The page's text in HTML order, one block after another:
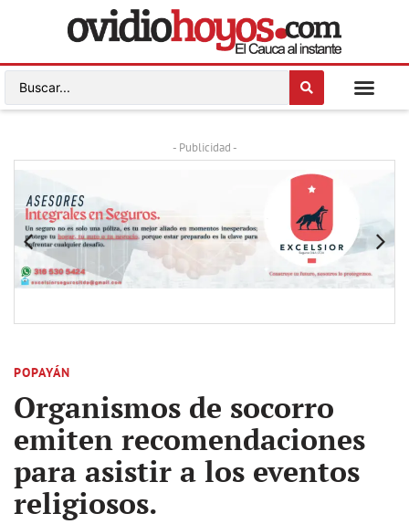
- Publicidad -
POPAYÁN
Organismos de socorro
emiten recomendaciones
para asistir a los eventos
religiosos.